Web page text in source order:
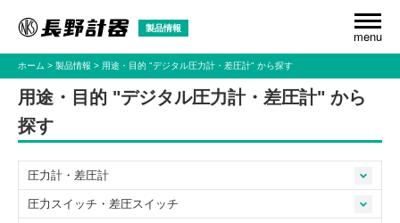
製品情報 menu
ホーム 製品情報 用途・目的 "デジタル圧力計・差圧計" から探す
用途・目的 "デジタル圧力計・差圧計" から
探す
圧力計・差圧計
圧力スイッチ・差圧スイッチ